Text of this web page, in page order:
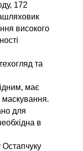
172
високого
та
має
маскування.
для
в